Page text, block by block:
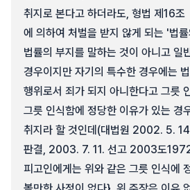
취지로 본다고 하더라도, 형법 제16조
에 의하여 처벌을 받지 않게 되는 '법
법률의 부지를 말하는 것이 아니고 일
경우이지만 자기의 특수한 경우에는
행위로서 죄가 되지 아니한다고 그릇
그릇 인식함에 정당한 이유가 있는 경
취지라 할 것인데(대법원 2002. 5.
판결, 2003. 7. 11. 선고 2003도
피고인에게는 위와 같은 그릇 인식에